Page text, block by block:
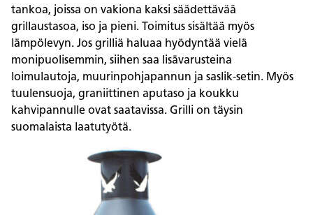
tankoa, joissa on vakiona kaksi säädettävää
grillaustasoa, iso ja pieni. Toimitus sisältää myös
lämpölevyn. Jos grilliä haluaa hyödyntää vielä
monipuolisemmin, siihen saa lisävarusteina
loimulautoja, muurinpohjapannun ja saslik-setin. Myös
tuulensuoja, graniittinen aputaso ja koukku
kahvipannulle ovat saatavissa. Grilli on täysin
suomalaista laatutyötä.